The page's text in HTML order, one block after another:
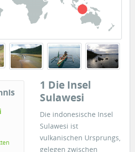
1 Die Insel
Sulawesi
Die indonesische Insel
Sulawesi ist
vulkanischen Ursprungs,
gelegen zwischen